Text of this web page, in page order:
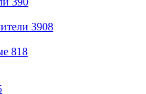
3908
818